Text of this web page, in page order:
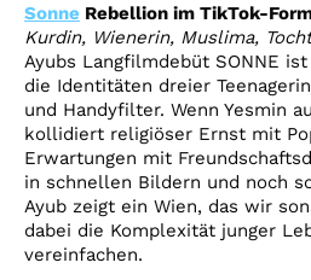
Sonne Rebellion im TikTok-
Kurdin, Wienerin, Muslima,
Ayubs Langfilmdebüt SONNE
die Identitäten dreier
und Handyfilter. Wenn Yesmin
kollidiert religiöser Ernst mit
Erwartungen mit
in schnellen Bildern und noch
Ayub zeigt ein Wien, das wir
dabei die Komplexität junger
vereinfachen.